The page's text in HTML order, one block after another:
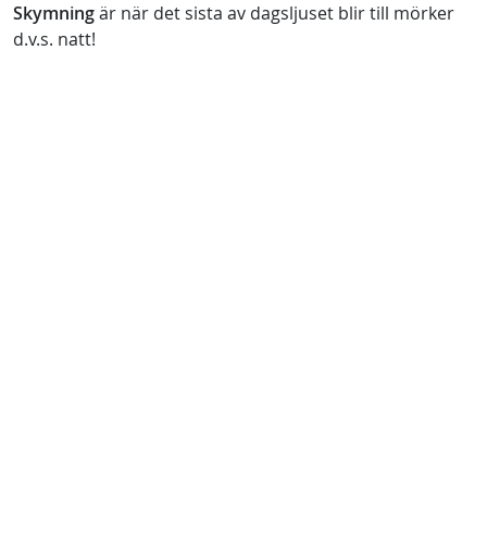
Skymningär när det sista av dagsljuset blir till mörker
d.v.s. natt!